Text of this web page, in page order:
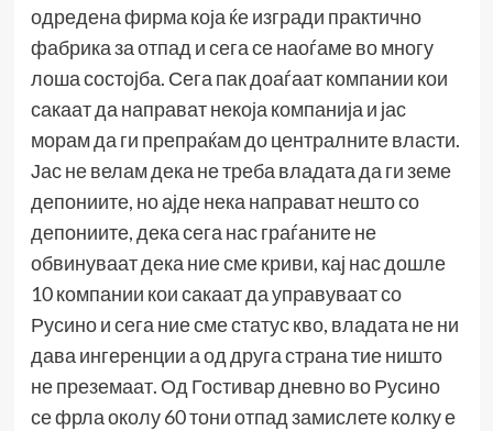
одредена фирма која ќе изгради практично
фабрика за отпад и сега се наоѓаме во многу
лоша состојба. Сега пак доаѓаат компании кои
сакаат да направат некоја компанија и јас
морам да ги препраќам до централните власти.
Јас не велам дека не треба владата да ги земе
депониите, но ајде нека направат нешто со
депониите, дека сега нас граѓаните не
обвинуваат дека ние сме криви, кај нас дошле
10 компании кои сакаат да управуваат со
Русино и сега ние сме статус кво, владата не ни
дава ингеренции а од друга страна тие ништо
не преземаат. Од Гостивар дневно во Русино
се фрла околу 60 тони отпад замислете колку е